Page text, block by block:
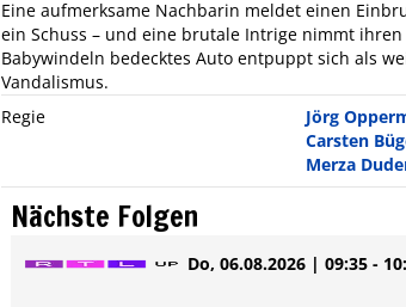
Eine aufmerksame Nachbarin meldet einen
ein Schuss – und eine brutale Intrige nimmt
Babywindeln bedecktes Auto entpuppt sich als
Vandalismus.
Regie
Jörg
Carsten
Merza
Nächste Folgen
Do, 06.08.2026 | 09:35 -